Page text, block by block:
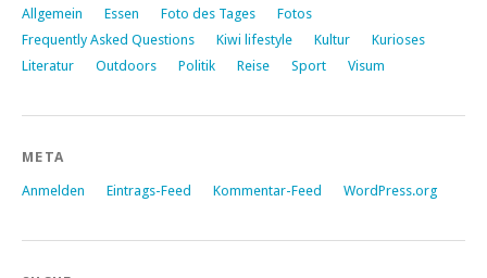
Allgemein Essen Foto des Tages
Fotos
Frequently Asked Questions
Kiwi lifestyle Kultur
Kurioses
Literatur
Outdoors Politik Reise Sport Visum
META
Anmelden Eintrags-Feed Kommentar-Feed WordPress.org